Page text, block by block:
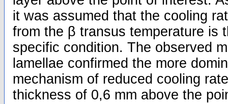
it was assumed that the cooling
from the β transus temperature is
specific condition. The observed
lamellae confirmed the more
mechanism of reduced cooling
thickness of 0,6 mm above the